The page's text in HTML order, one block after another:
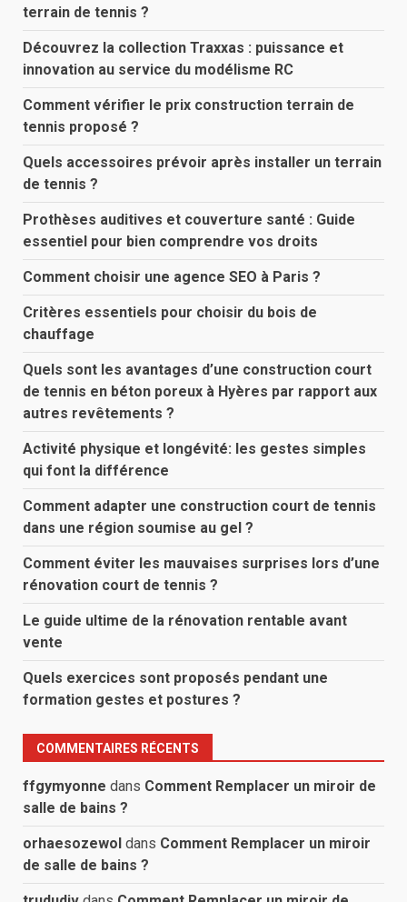
terrain de tennis ?
Découvrez la collection Traxxas : puissance et
innovation au service du modélisme RC
Comment vérifier le prix construction terrain de
tennis proposé ?
Quels accessoires prévoir après installer un terrain
de tennis ?
Prothèses auditives et couverture santé : Guide
essentiel pour bien comprendre vos droits
Comment choisir une agence SEO à Paris ?
Critères essentiels pour choisir du bois de
chauffage
Quels sont les avantages d’une construction court
de tennis en béton poreux à Hyères par rapport aux
autres revêtements ?
Activité physique et longévité: les gestes simples
qui font la différence
Comment adapter une construction court de tennis
dans une région soumise au gel ?
Comment éviter les mauvaises surprises lors d’une
rénovation court de tennis ?
Le guide ultime de la rénovation rentable avant
vente
Quels exercices sont proposés pendant une
formation gestes et postures ?
COMMENTAIRES RÉCENTS
ffgymyonne dans Comment Remplacer un miroir de
salle de bains ?
orhaesozewol dans Comment Remplacer un miroir
de salle de bains ?